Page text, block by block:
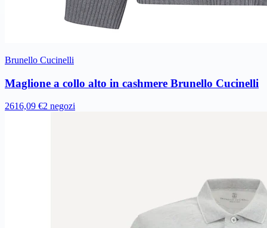
Brunello Cucinelli
Maglione a collo alto in cashmere Brunello Cucinelli
2616,09 €2 negozi